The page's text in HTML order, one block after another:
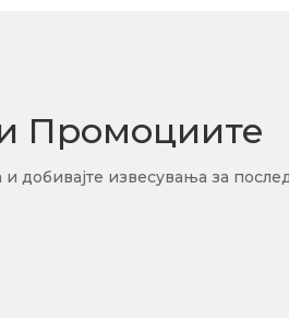
Промоциите
добивајте извесувања за